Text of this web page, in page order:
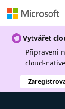
Vytvářet
Připraveni
cloud-